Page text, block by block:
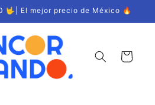
🤟| El mejor precio de México 🔥
Carrito